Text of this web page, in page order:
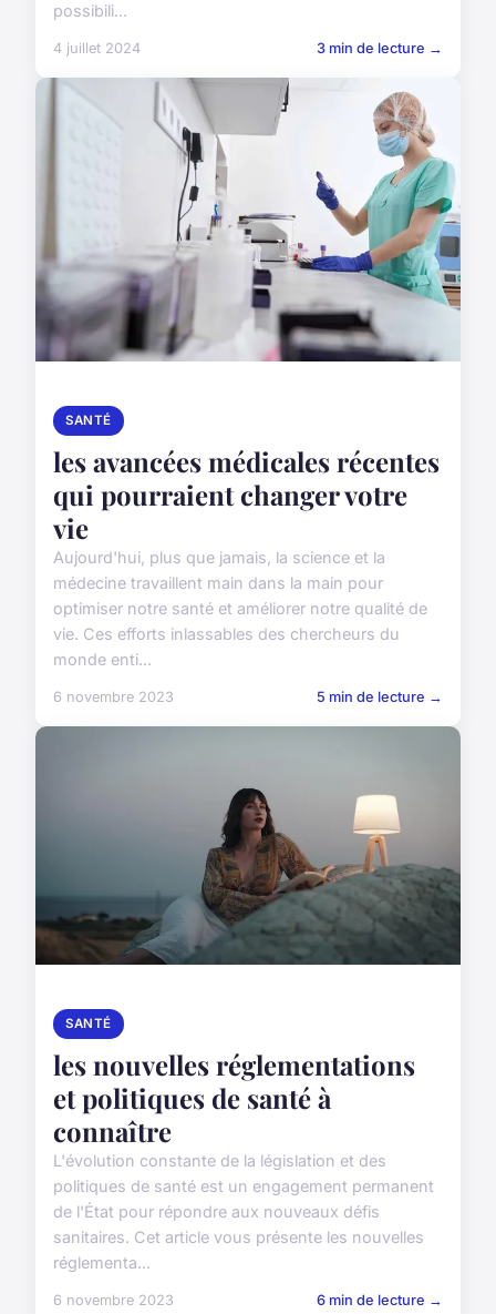
possibili...
4 juillet 2024 3 min de lecture →
SANTÉ
les avancées médicales récentes
qui pourraient changer votre
vie
Aujourd'hui, plus que jamais, la science et la
médecine travaillent main dans la main pour
optimiser notre santé et améliorer notre qualité de
vie. Ces efforts inlassables des chercheurs du
monde enti...
6 novembre 2023 5 min de lecture →
SANTÉ
les nouvelles réglementations
et politiques de santé à
connaître
L'évolution constante de la législation et des
politiques de santé est un engagement permanent
de l'État pour répondre aux nouveaux défis
sanitaires. Cet article vous présente les nouvelles
réglementa...
6 novembre 2023 6 min de lecture →